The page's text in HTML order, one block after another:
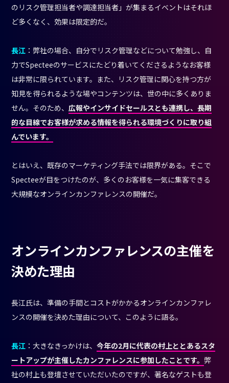
のリスク管理担当者や調達担当者」が集まるイベントはそれほ
ど多くなく、効果は限定的だ。
長江 ：弊社の場合、自分でリスク管理などについて勉強し、自
力でSpecteeのサービスにたどり着いてくださるようなお客様
は非常に限られています。また、リスク管理に関心を持つ方が
知見を得られるような場やコンテンツは、世の中に多くありま
せん。そのため、広報やインサイドセールスとも連携し、長期
的な目線でお客様が求める情報を得られる環境づくりに取り組
んでいます。
とはいえ、既存のマーケティング手法では限界がある。そこで
Specteeが目をつけたのが、多くのお客様を一気に集客できる
大規模なオンラインカンファレンスの開催だ。
オンラインカンファレンスの主催を
決めた理由
長江氏は、準備の手間とコストがかかるオンラインカンファレ
ンスの開催を決めた理由について、このように語る。
長江 ：大きなきっかけは、今年の2月に代表の村上ととあるスタ
ートアップが主催したカンファレンスに参加したことです。弊
社の村上も登壇させていただいたのですが、著名なゲストも登